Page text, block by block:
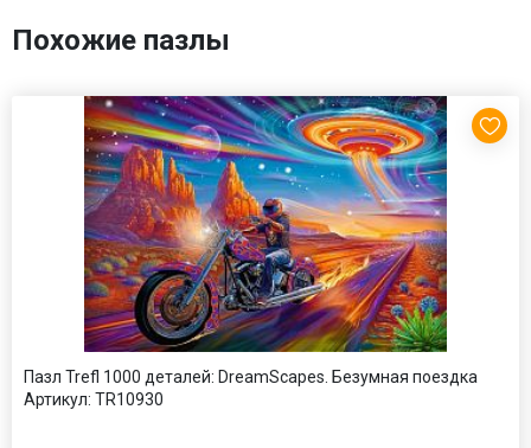
Похожие пазлы
Пазл Trefl 1000 деталей: DreamScapes. Безумная поездка
Артикул: TR10930